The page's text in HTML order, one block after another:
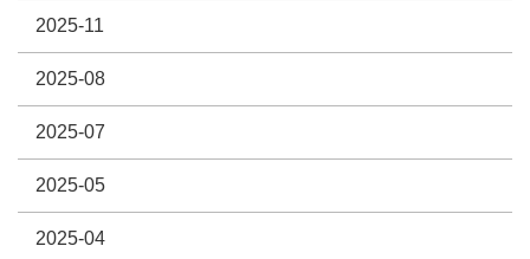
2025-11
2025-08
2025-07
2025-05
2025-04